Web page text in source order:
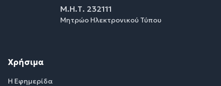
Μ.Η.Τ. 232111
Μητρώο Ηλεκτρονικού Τύπου
Χρήσιμα
Η Εφημερίδα